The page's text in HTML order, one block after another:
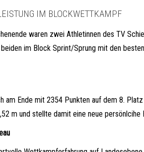
IM BLOCKWETTKAMPF
waren zwei Athletinnen des TV
im Block Sprint/Sprung mit den
Ende mit 2354 Punkten auf dem 8.
m und stellte damit eine neue persönlcihe